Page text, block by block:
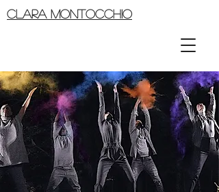
CLARA MONTOCCHIO